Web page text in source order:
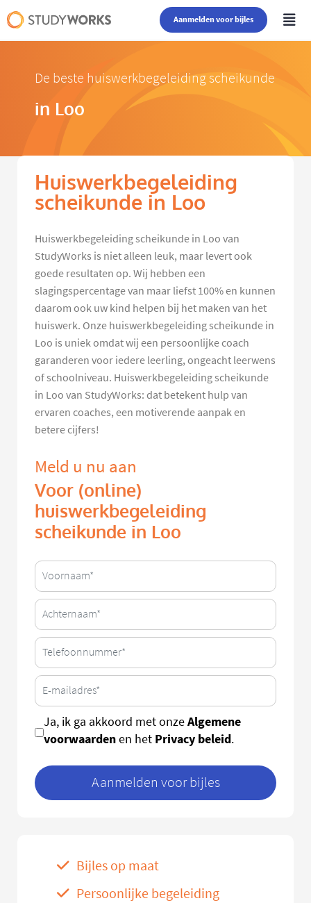
Aanmelden voor bijles
De beste huiswerkbegeleiding scheikunde
in Loo
Huiswerkbegeleiding
scheikunde in Loo
Huiswerkbegeleiding scheikunde in Loo van
StudyWorks is niet alleen leuk, maar levert ook
goede resultaten op. Wij hebben een
slagingspercentage van maar liefst 100% en kunnen
daarom ook uw kind helpen bij het maken van het
huiswerk. Onze huiswerkbegeleiding scheikunde in
Loo is uniek omdat wij een persoonlijke coach
garanderen voor iedere leerling, ongeacht leerwens
of schoolniveau. Huiswerkbegeleiding scheikunde
in Loo van StudyWorks: dat betekent hulp van
ervaren coaches, een motiverende aanpak en
betere cijfers!
Meld u nu aan
Voor (online)
huiswerkbegeleiding
scheikunde in Loo
Ja, ik ga akkoord met onzeAlgemene
voorwaardenen het Privacy beleid.
Aanmelden voor bijles
Bijles op maat
Persoonlijke begeleiding